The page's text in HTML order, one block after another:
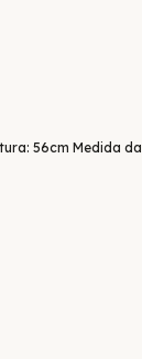
56cm Medida da